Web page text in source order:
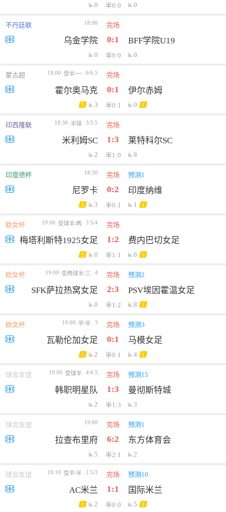
0 半0:0 0
不丹廷联 18:00 完场
乌金学院 0:1 BFF学院U19
0 半0:0 0
蒙古超 18:00 受半/一 6/6.5 完场
霍尔奥马克 0:1 伊尔赤姆
3 3 半0:1 0 1
印西隆联 18:30 半球 3/3.5 完场
米利姆SC 1:3 莱特科尔SC
2 半1:0 8
印度德杯 18:30 完场 预测1
尼罗卡 0:2 印度纳维
3 3 半0:1 1 1
欧女杯 19:00 受球半/两 3.5/4 完场
梅塔利斯特1925女足 1:2 费内巴切女足
2 0 半1:1 6 1
欧女杯 19:00 受两球半/三 4 完场 预测2
SFK萨拉热窝女足 2:3 PSV埃因霍温女足
0 半1:2 8 1
欧女杯 19:00 平/半 3 完场 预测3
瓦勒伦加女足 0:1 马模女足
1 2 半0:1 4 1
球会友谊 19:00 受球半 4/4.5 完场 预测15
韩职明星队 1:3 曼彻斯特城
2 半1:3 3
球会友谊 19:00 完场 预测1
拉查布里府 6:2 东方体育会
5 半2:1 2
球会友谊 19:10 受平/半 2.5/3 完场 预测10
AC米兰 1:1 国际米兰
1 2 半0:0 5 1